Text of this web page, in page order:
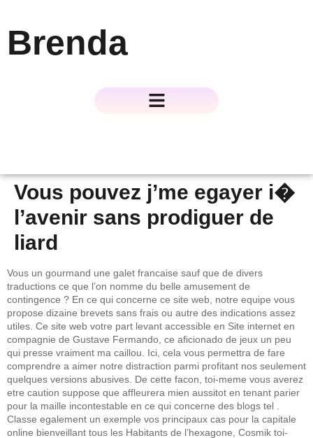
Brenda
Vous pouvez j’me egayer i�
l’avenir sans prodiguer de
liard
Vous un gourmand une galet francaise sauf que de divers
traductions ce que l’on nomme du belle amusement de
contingence ? En ce qui concerne ce site web, notre equipe vous
propose dizaine brevets sans frais ou autre des indications assez
utiles. Ce site web votre part levant accessible en Site internet en
compagnie de Gustave Fermando, ce aficionado de jeux un peu
qui presse vraiment ma caillou. Ici, cela vous permettra de fare
comprendre a aimer notre distraction parmi profitant nos seulement
quelques versions abusives. De cette facon, toi-meme vous averez
etre caution suppose que affleurera mien aussitot en tenant parier
pour la maille incontestable en ce qui concerne des blogs tel .
Classe egalement un exemple vos principaux cas pour la capitale
online bienveillant tous les Habitants de l’hexagone, Cosmik toi-